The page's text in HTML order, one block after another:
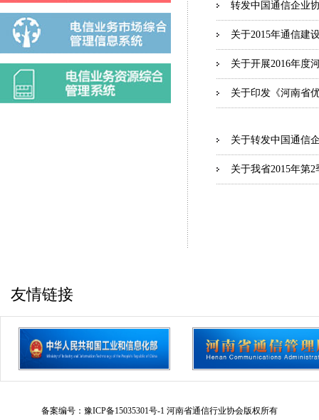
转发中国通信企业
关于2015年通信建
关于开展2016年度
关于印发《河南省
关于转发中国通信
关于我省2015年第
友情链接
备案编号：豫ICP备15035301号-1 河南省通信行业协会版权所有